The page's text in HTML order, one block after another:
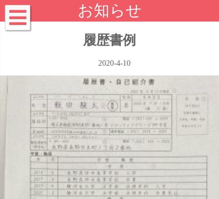
お知らせ
履歴書例
2020-4-10